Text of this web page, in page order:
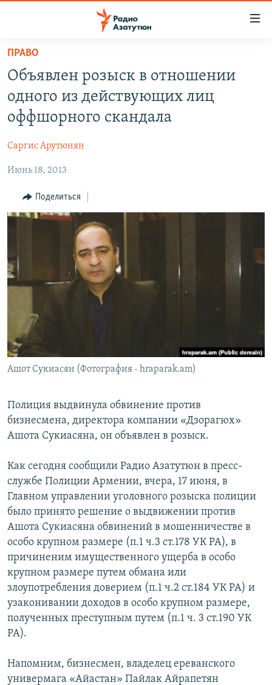
Перейти
основному
содержанию
Перейти
основной
навигации
Перейти
поиску
ГЛАВНАЯ
ПОЛИТИКА
ЭКОНОМИКА
РЕГИОН
НАГОРНЫЙ КАРАБАХ
КУЛЬТУРА
АРХИВ
Հայերեն
English
Русский
Все сайты Радио Азатутюн
ПРАВО
Объявлен розыск в отношении
одного из действующих лиц
оффшорного скандала
Саргис Арутюнян
Июнь 18, 2013
Поделиться
Ашот Сукиасян (Фотография - hraparak.am)
Полиция выдвинула обвинение против
бизнесмена, директора компании «Дзорагюх»
Ашота Сукиасяна, он объявлен в розыск.
Как сегодня сообщили Радио Азатутюн в пресс-
службе Полиции Армении, вчера, 17 июня, в
Главном управлении уголовного розыска полиции
было принято решение о выдвижении против
Ашота Сукиасяна обвинений в мошенничестве в
особо крупном размере (п.1 ч.3 ст.178 УК РА), в
причиненим имущественного ущерба в особо
крупном размере путем обмана или
злоупотребления доверием (п.1 ч.2 ст.184 УК РА) и
узаконивании доходов в особо крупном размере,
полученных преступным путем (п.1 ч. 3 ст.190 УК
РА).
Напомним, бизнесмен, владелец ереванского
универмага «Айастан» Пайлак Айрапетян